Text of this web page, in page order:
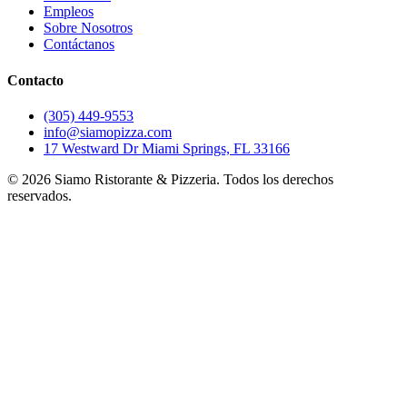
Empleos
Sobre Nosotros
Contáctanos
Contacto
(305) 449-9553
info@siamopizza.com
17 Westward Dr Miami Springs, FL 33166
© 2026 Siamo Ristorante & Pizzeria. Todos los derechos
reservados.